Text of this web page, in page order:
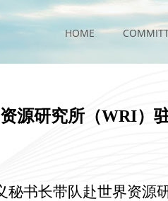
HOME
源研究所（WRI）
秘书长带队赴世界资源